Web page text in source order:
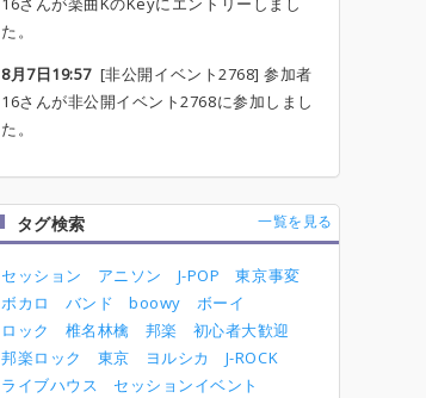
た。
8月7日19:57[非公開イベント2768] 参加者
16さんが非公開イベント2768に参加しまし
た。
タグ検索 一覧を見る
セッション アニソン J-POP
東京事変
ボカロ
バンド boowy
ボーイ
ロック
椎名林檎 邦楽
初心者大歓迎
邦楽ロック
東京 ヨルシカ
J-ROCK
ライブハウス
セッションイベント